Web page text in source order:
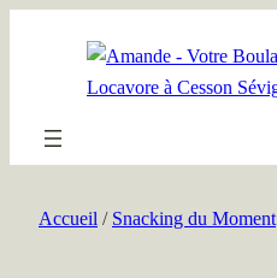
Accueil / Snacking du Moment